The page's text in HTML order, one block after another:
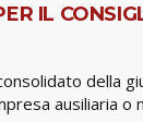
IL
della
ausiliaria